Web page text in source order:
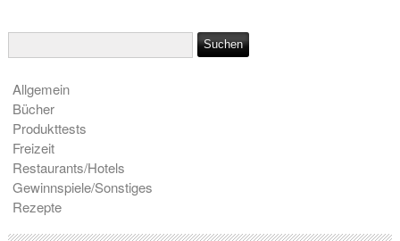
Allgemein
Bücher
Produkttests
Freizeit
Restaurants/Hotels
Gewinnspiele/Sonstiges
Rezepte